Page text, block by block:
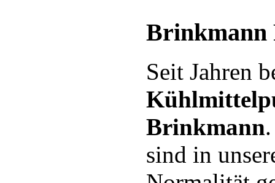
Brinkmann
Seit Jahren
Brinkmann
sind in